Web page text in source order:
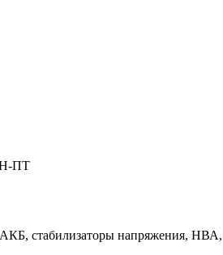
ПТ
стабилизаторы напряжения, НВА,